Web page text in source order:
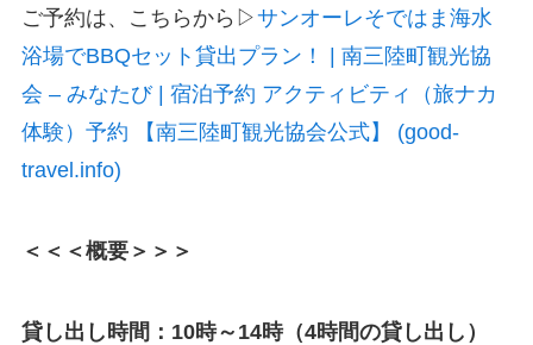
ご予約は、こちらから▷サンオーレそではま海水
浴場でBBQセット貸出プラン！ | 南三陸町観光協
会 – みなたび | 宿泊予約 アクティビティ（旅ナカ
体験）予約 【南三陸町観光協会公式】 (good-
travel.info)
＜＜＜概要＞＞＞
貸し出し時間：10時～14時（4時間の貸し出し）